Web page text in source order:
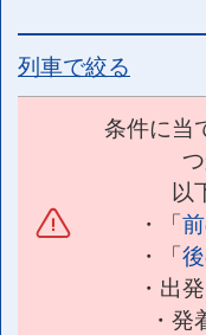
列車で絞る
条件に当
以
・「
・「
・出
・発